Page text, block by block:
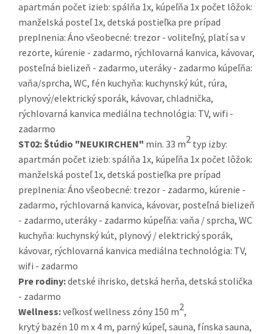
apartmán počet izieb: spálňa 1x, kúpeľňa 1x počet lôžok:
manželská posteľ 1x, detská postieľka pre prípad
preplnenia: Áno všeobecné: trezor - voliteľný, platí sa v
rezorte, kúrenie - zadarmo, rýchlovarná kanvica, kávovar,
posteľná bielizeň - zadarmo, uteráky - zadarmo kúpeľňa:
vaňa/sprcha, WC, fén kuchyňa: kuchynský kút, rúra,
plynový/elektrický sporák, kávovar, chladnička,
rýchlovarná kanvica mediálna technológia: TV, wifi -
zadarmo
ST02:Štúdio "NEUKIRCHEN" min. 33 m2 typ izby:
apartmán počet izieb: spálňa 1x, kúpeľňa 1x počet lôžok:
manželská posteľ 1x, detská postieľka pre prípad
preplnenia: Áno všeobecné: trezor - zadarmo, kúrenie -
zadarmo, rýchlovarná kanvica, kávovar, posteľná bielizeň
- zadarmo, uteráky - zadarmo kúpeľňa: vaňa / sprcha, WC
kuchyňa: kuchynský kút, plynový / elektrický sporák,
kávovar, rýchlovarná kanvica mediálna technológia: TV,
wifi - zadarmo
Pre rodiny:detské ihrisko, detská herňa, detská stolička
- zadarmo
Wellness:veľkosť wellness zóny 150 m2,
krytý bazén 10 m x 4 m, parný kúpeľ, sauna, fínska sauna,